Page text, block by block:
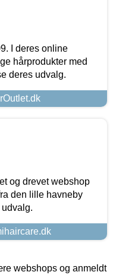
I deres online
hårprodukter med
deres udvalg.
og drevet webshop
den lille havneby
webshops og anmeldt